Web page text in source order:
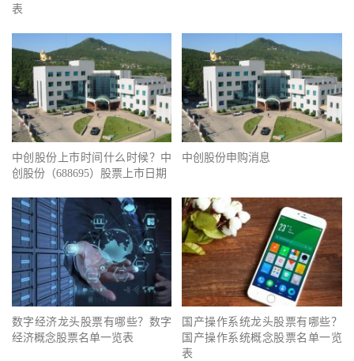
表
中创股份上市时间什么时候？中
创股份（688695）股票上市日期
中创股份申购消息
数字经济龙头股票有哪些？数字
经济概念股票名单一览表
国产操作系统龙头股票有哪些？
国产操作系统概念股票名单一览
表